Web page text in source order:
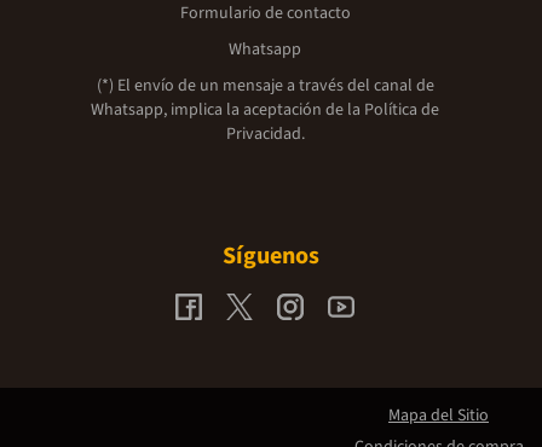
Formulario de contacto
Whatsapp
(*) El envío de un mensaje a través del canal de
Whatsapp, implica la aceptación de la Política de
Privacidad.
Síguenos
Mapa del Sitio